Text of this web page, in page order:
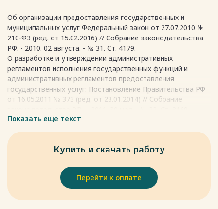
Весь текст будет доступенпосле покупки
Об организации предоставления государственных и
муниципальных услуг Федеральный закон от 27.07.2010 №
210-ФЗ (ред. от 15.02.2016) // Собрание законодательства
РФ. - 2010. 02 августа. - № 31. Ст. 4179.
О разработке и утверждении административных
регламентов исполнения государственных функций и
административных регламентов предоставления
государственных услуг: Постановление Правительства РФ
от 16.05.2011 № 373 (ред. от 23.01.2014) // Собрание
Об утверждении Административного регламента
исполнения Министерством юстиции Российской
Федерации государственной функции по осуществлению
контроля и надзора в сфере государственной регистрации
20.11.2012 № 212 (ред. от 08.06.2016), зарегистрировано в
Минюсте России 28.11.2012 № 25952 // Российская газета. -
2012. - 07 декабря. - № 283.
Об утверждении Административного регламента
Показать еще текст
Купить и скачать работу
Перейти к оплате